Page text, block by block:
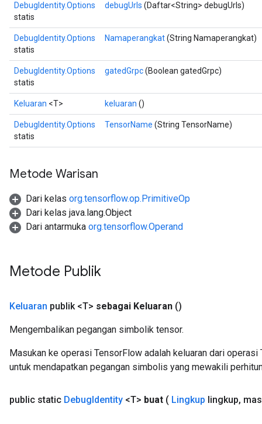
DebugIdentity.Options
statis
debugUrls (Daftar<String> debugUrls)
DebugIdentity.Options
statis
Namaperangkat(String Namaperangkat)
DebugIdentity.Options
statis
gatedGrpc(Boolean gatedGrpc)
Keluaran <T> keluaran ()
DebugIdentity.Options
statis
TensorName (String TensorName)
Metode Warisan
Dari kelas org.tensorflow.op.PrimitiveOp
Dari kelas java.lang.Object
Dari antarmuka org.tensorflow.Operand
Metode Publik
Keluaran publik <T> sebagai Keluaran ()
Mengembalikan pegangan simbolik tensor.
Masukan ke operasi TensorFlow adalah keluaran dari
untuk mendapatkan pegangan simbolis yang mewakili
public static DebugIdentity <T> buat ( Lingkup lingkup,